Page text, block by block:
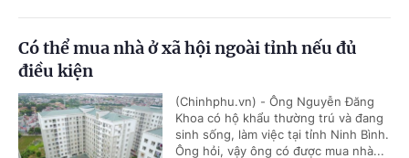
Có thể mua nhà ở xã hội ngoài tỉnh nếu đủ
điều kiện
(Chinhphu.vn) - Ông Nguyễn Đăng
Khoa có hộ khẩu thường trú và đang
sinh sống, làm việc tại tỉnh Ninh Bình.
Ông hỏi, vậy ông có được mua nhà...